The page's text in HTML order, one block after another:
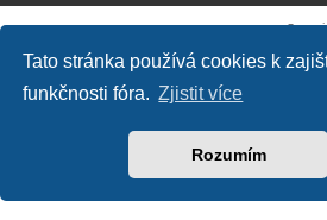
Tato stránka používá cookies k
funkčnosti fóra. Zjistit více
Rozumím
Založeno naphpBB®